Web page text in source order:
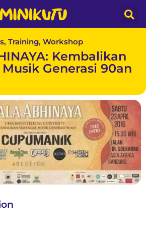
Training, Workshop
Kembalikan
Generasi 90an